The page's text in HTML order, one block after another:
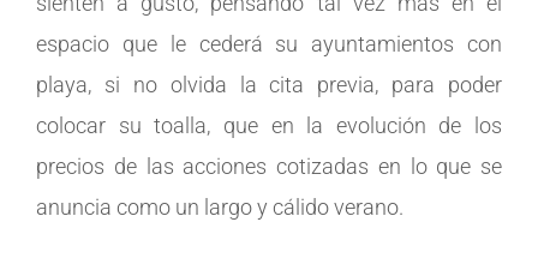
espacio que le cederá su ayuntamientos con
playa, si no olvida la cita previa, para poder
colocar su toalla, que en la evolución de los
precios de las acciones cotizadas en lo que se
anuncia como un largo y cálido verano.